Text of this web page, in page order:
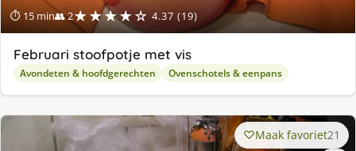
⏱ 15 min👥 2★★★★☆ 4.37 (19)
Februari stoofpotje met vis
Avondeten & hoofdgerechten Ovenschotels & eenpans
Maak favoriet21